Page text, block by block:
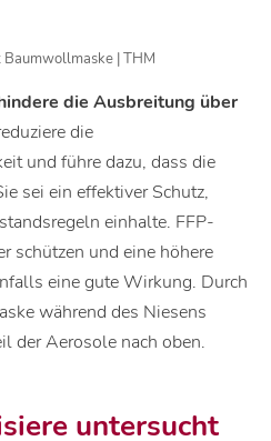
| THM
die Ausbreitung über
die
und führe dazu, dass die
sei ein effektiver Schutz,
einhalte. FFP-
schützen und eine höhere
eine gute Wirkung. Durch
während des Niesens
der Aerosole nach oben.
untersucht